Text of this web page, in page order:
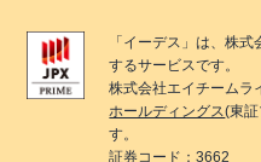
「 イーデス 」は、株式
するサービスです。
株式会社エイチームラ
ホールディングス(東
す。
証券コード：3662